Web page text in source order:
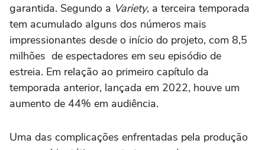
garantida. Segundo a Variety, a terceira temporada
tem acumulado alguns dos números mais
impressionantes desde o início do projeto, com 8,5
milhões de espectadores em seu episódio de
estreia. Em relação ao primeiro capítulo da
temporada anterior, lançada em 2022, houve um
aumento de 44% em audiência.
Uma das complicações enfrentadas pela produção